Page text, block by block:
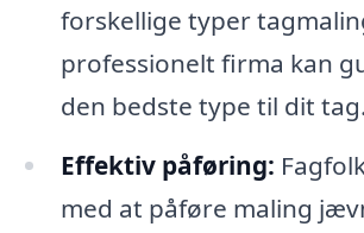
forskellige typer
professionelt firma kan
den bedste type til dit tag.
Effektiv påføring:
med at påføre maling